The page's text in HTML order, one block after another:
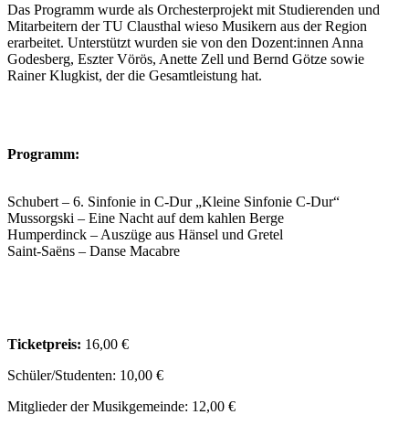
Das Programm wurde als Orchesterprojekt mit Studierenden und
Mitarbeitern der TU Clausthal wieso Musikern aus der Region
erarbeitet. Unterstützt wurden sie von den Dozent:innen Anna
Godesberg, Eszter Vörös, Anette Zell und Bernd Götze sowie
Rainer Klugkist, der die Gesamtleistung hat.
Programm:
Schubert – 6. Sinfonie in C-Dur „Kleine Sinfonie C-Dur“
Mussorgski – Eine Nacht auf dem kahlen Berge
Humperdinck – Auszüge aus Hänsel und Gretel
Saint-Saëns – Danse Macabre
Ticketpreis: 16,00 €
Schüler/Studenten: 10,00 €
Mitglieder der Musikgemeinde: 12,00 €